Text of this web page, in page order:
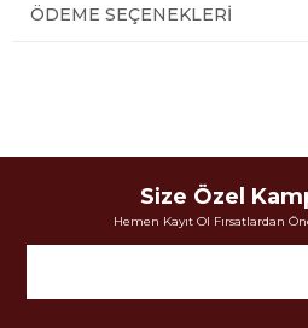
ÖDEME SEÇENEKLERI
Size Özel
Hemen Kayıt Ol Fırsatlardan